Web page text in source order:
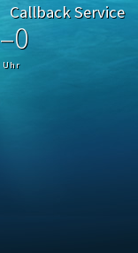
Callback Service
Uhr